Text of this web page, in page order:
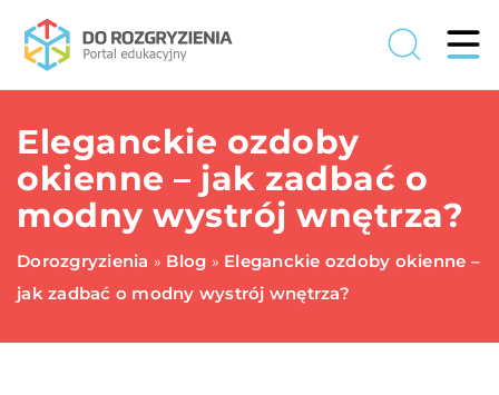
Eleganckie ozdoby
okienne – jak zadbać o
modny wystrój wnętrza?
Dorozgryzienia » Blog » Eleganckie ozdoby okienne –
jak zadbać o modny wystrój wnętrza?